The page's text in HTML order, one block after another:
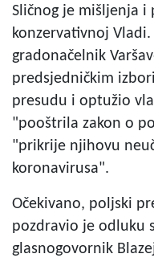
Sličnog je mišljenja
konzervativnoj Vladi.
gradonačelnik
predsjedničkim
presudu i optužio
"pooštrila zakon o
"prikrije njihovu
koronavirusa".
Očekivano, poljski
pozdravio je odluku
glasnogovornik